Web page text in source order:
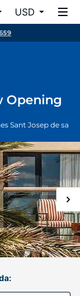
USD
Opening
Sant Josep de sa